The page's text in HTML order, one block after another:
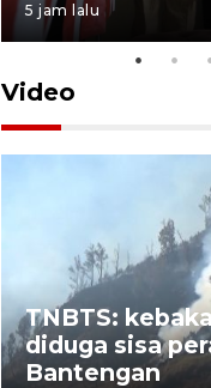
5 jam lalu
Video
TNBTS:
diduga sisa
Bantengan